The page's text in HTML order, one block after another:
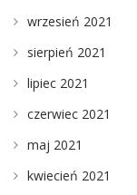
wrzesień 2021
sierpień 2021
lipiec 2021
czerwiec 2021
maj 2021
kwiecień 2021